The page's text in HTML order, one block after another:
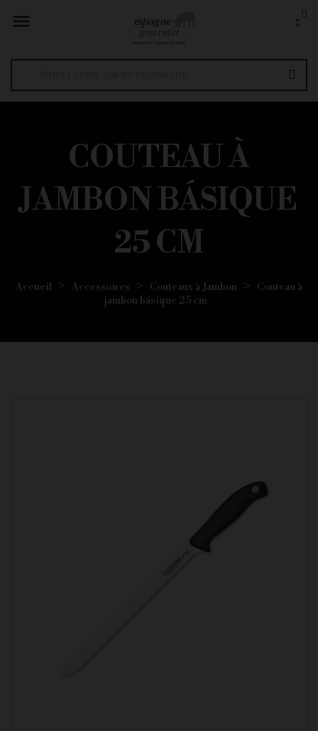

COUTEAU À
JAMBON BÁSIQUE
25 CM
Accueil Accessoires Couteaux à Jambon
Couteau à
jambon básique 25 cm